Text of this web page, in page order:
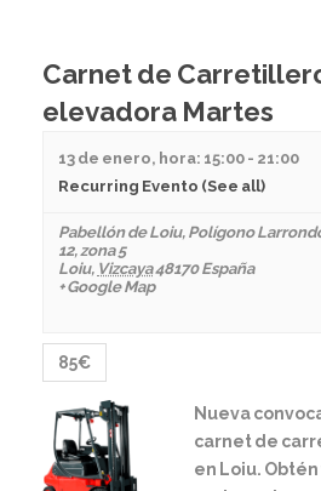
Carnet de
elevadora Martes
13 de enero, hora: 15:00 - 21:00
Recurring Evento (See all)
Pabellón de Loiu, Polígono
12, zona 5
Loiu, Vizcaya48170 España
+ Google Map
85€
Nueva
carnet de
en Loiu.